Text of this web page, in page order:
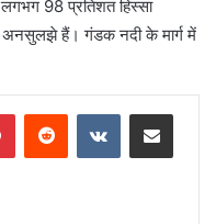
98 प्रतिशत हिस्सा
अनसुलझे हैं। गंडक नदी के मार्ग में